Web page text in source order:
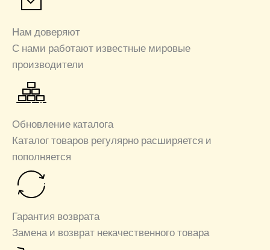
Нам доверяют
С нами работают известные мировые
производители
Обновление каталога
Каталог товаров регулярно расширяется и
пополняется
Гарантия возврата
Замена и возврат некачественного товара